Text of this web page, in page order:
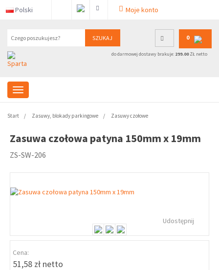
Polski Moje konto
SZUKAJ 0
do darmowej dostawy brakuje: 299.00ZŁ netto
Start Zasuwy, blokady parkingowe Zasuwy czołowe
Zasuwa czołowa patyna 150mm x 19mm
ZS-SW-206
Udostępnij
Cena:
51,58 zł netto